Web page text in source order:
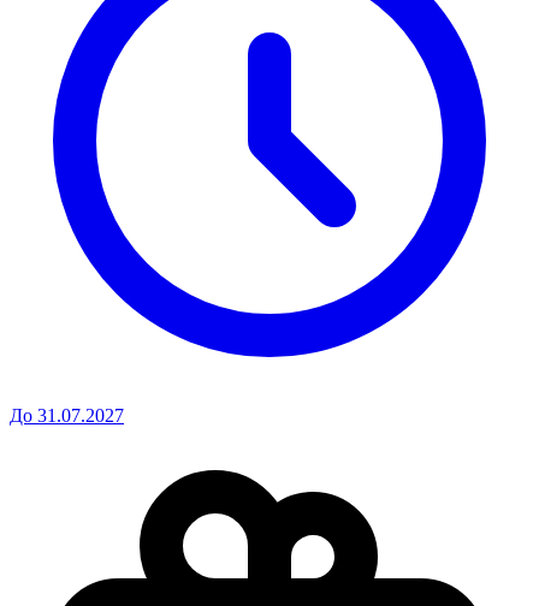
До 31.07.2027